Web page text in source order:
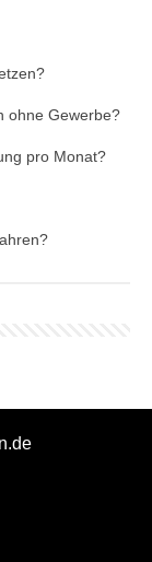
ohne Gewerbe?
pro Monat?